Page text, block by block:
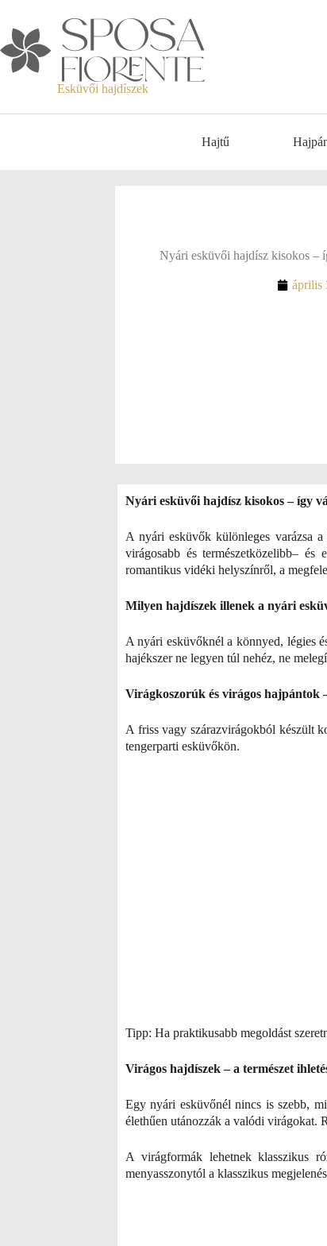
Esküvői hajdíszek
Hajtű
Nyári esküvői hajdísz kisokos –
április
Nyári esküvői hajdísz kisokos – így
A nyári esküvők különleges varázsa
virágosabb és természetközelibb–
romantikus vidéki helyszínről, a
Milyen hajdíszek illenek a nyári
A nyári esküvőknél a könnyed, légies
hajékszer ne legyen túl nehéz, ne
Virágkoszorúk és virágos hajpántok
A friss vagy szárazvirágokból készült
tengerparti esküvőkön.
Tipp: Ha praktikusabb megoldást
Virágos hajdíszek – a természet
Egy nyári esküvőnél nincs is szebb,
élethűen utánozzák a valódi virágokat.
A virágformák lehetnek klasszikus
menyasszonytól a klasszikus